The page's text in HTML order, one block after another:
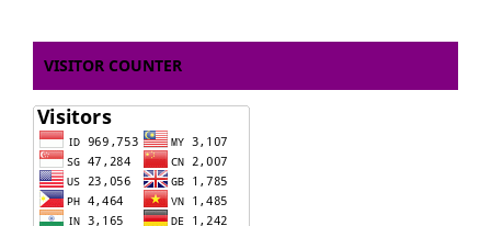
VISITOR COUNTER